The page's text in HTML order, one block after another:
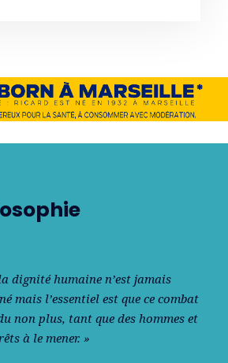
dignité humaine n’est jamais
mais l’essentiel est que ce combat
non plus, tant que des hommes et
à le mener. »